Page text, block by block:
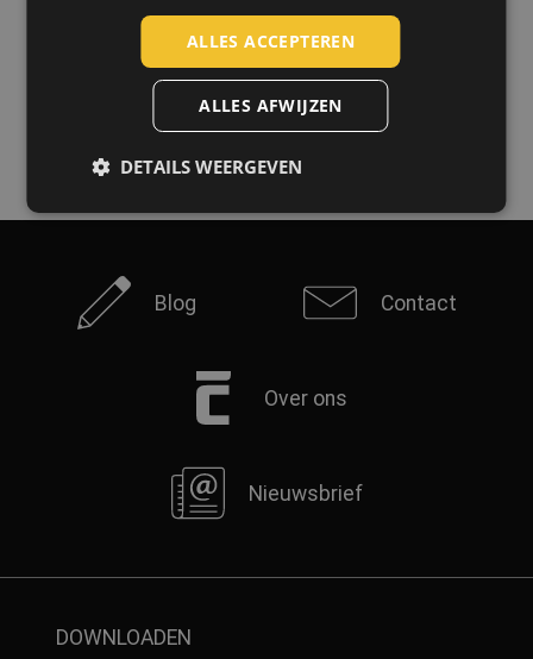
Blog Contact
Over ons
Nieuwsbrief
DOWNLOADEN
SPANISH
ALLES ACCEPTEREN
ALLES AFWIJZEN
DETAILS WEERGEVEN